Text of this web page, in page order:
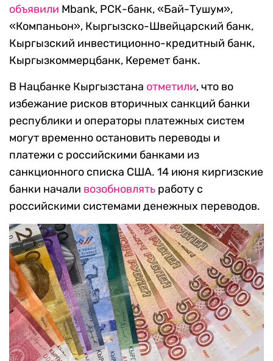
объявили Mbank, РСК-банк, «Бай-Тушум»,
«Компаньон», Кыргызско-Швейцарский банк,
Кыргызский инвестиционно-кредитный банк,
Кыргызкоммерцбанк, Керемет банк.
В Нацбанке Кыргызстана отметили, что во
избежание рисков вторичных санкций банки
республики и операторы платежных систем
могут временно остановить переводы и
платежи с российскими банками из
санкционного списка США. 14 июня киргизские
банки начали возобновлять работу с
российскими системами денежных переводов.